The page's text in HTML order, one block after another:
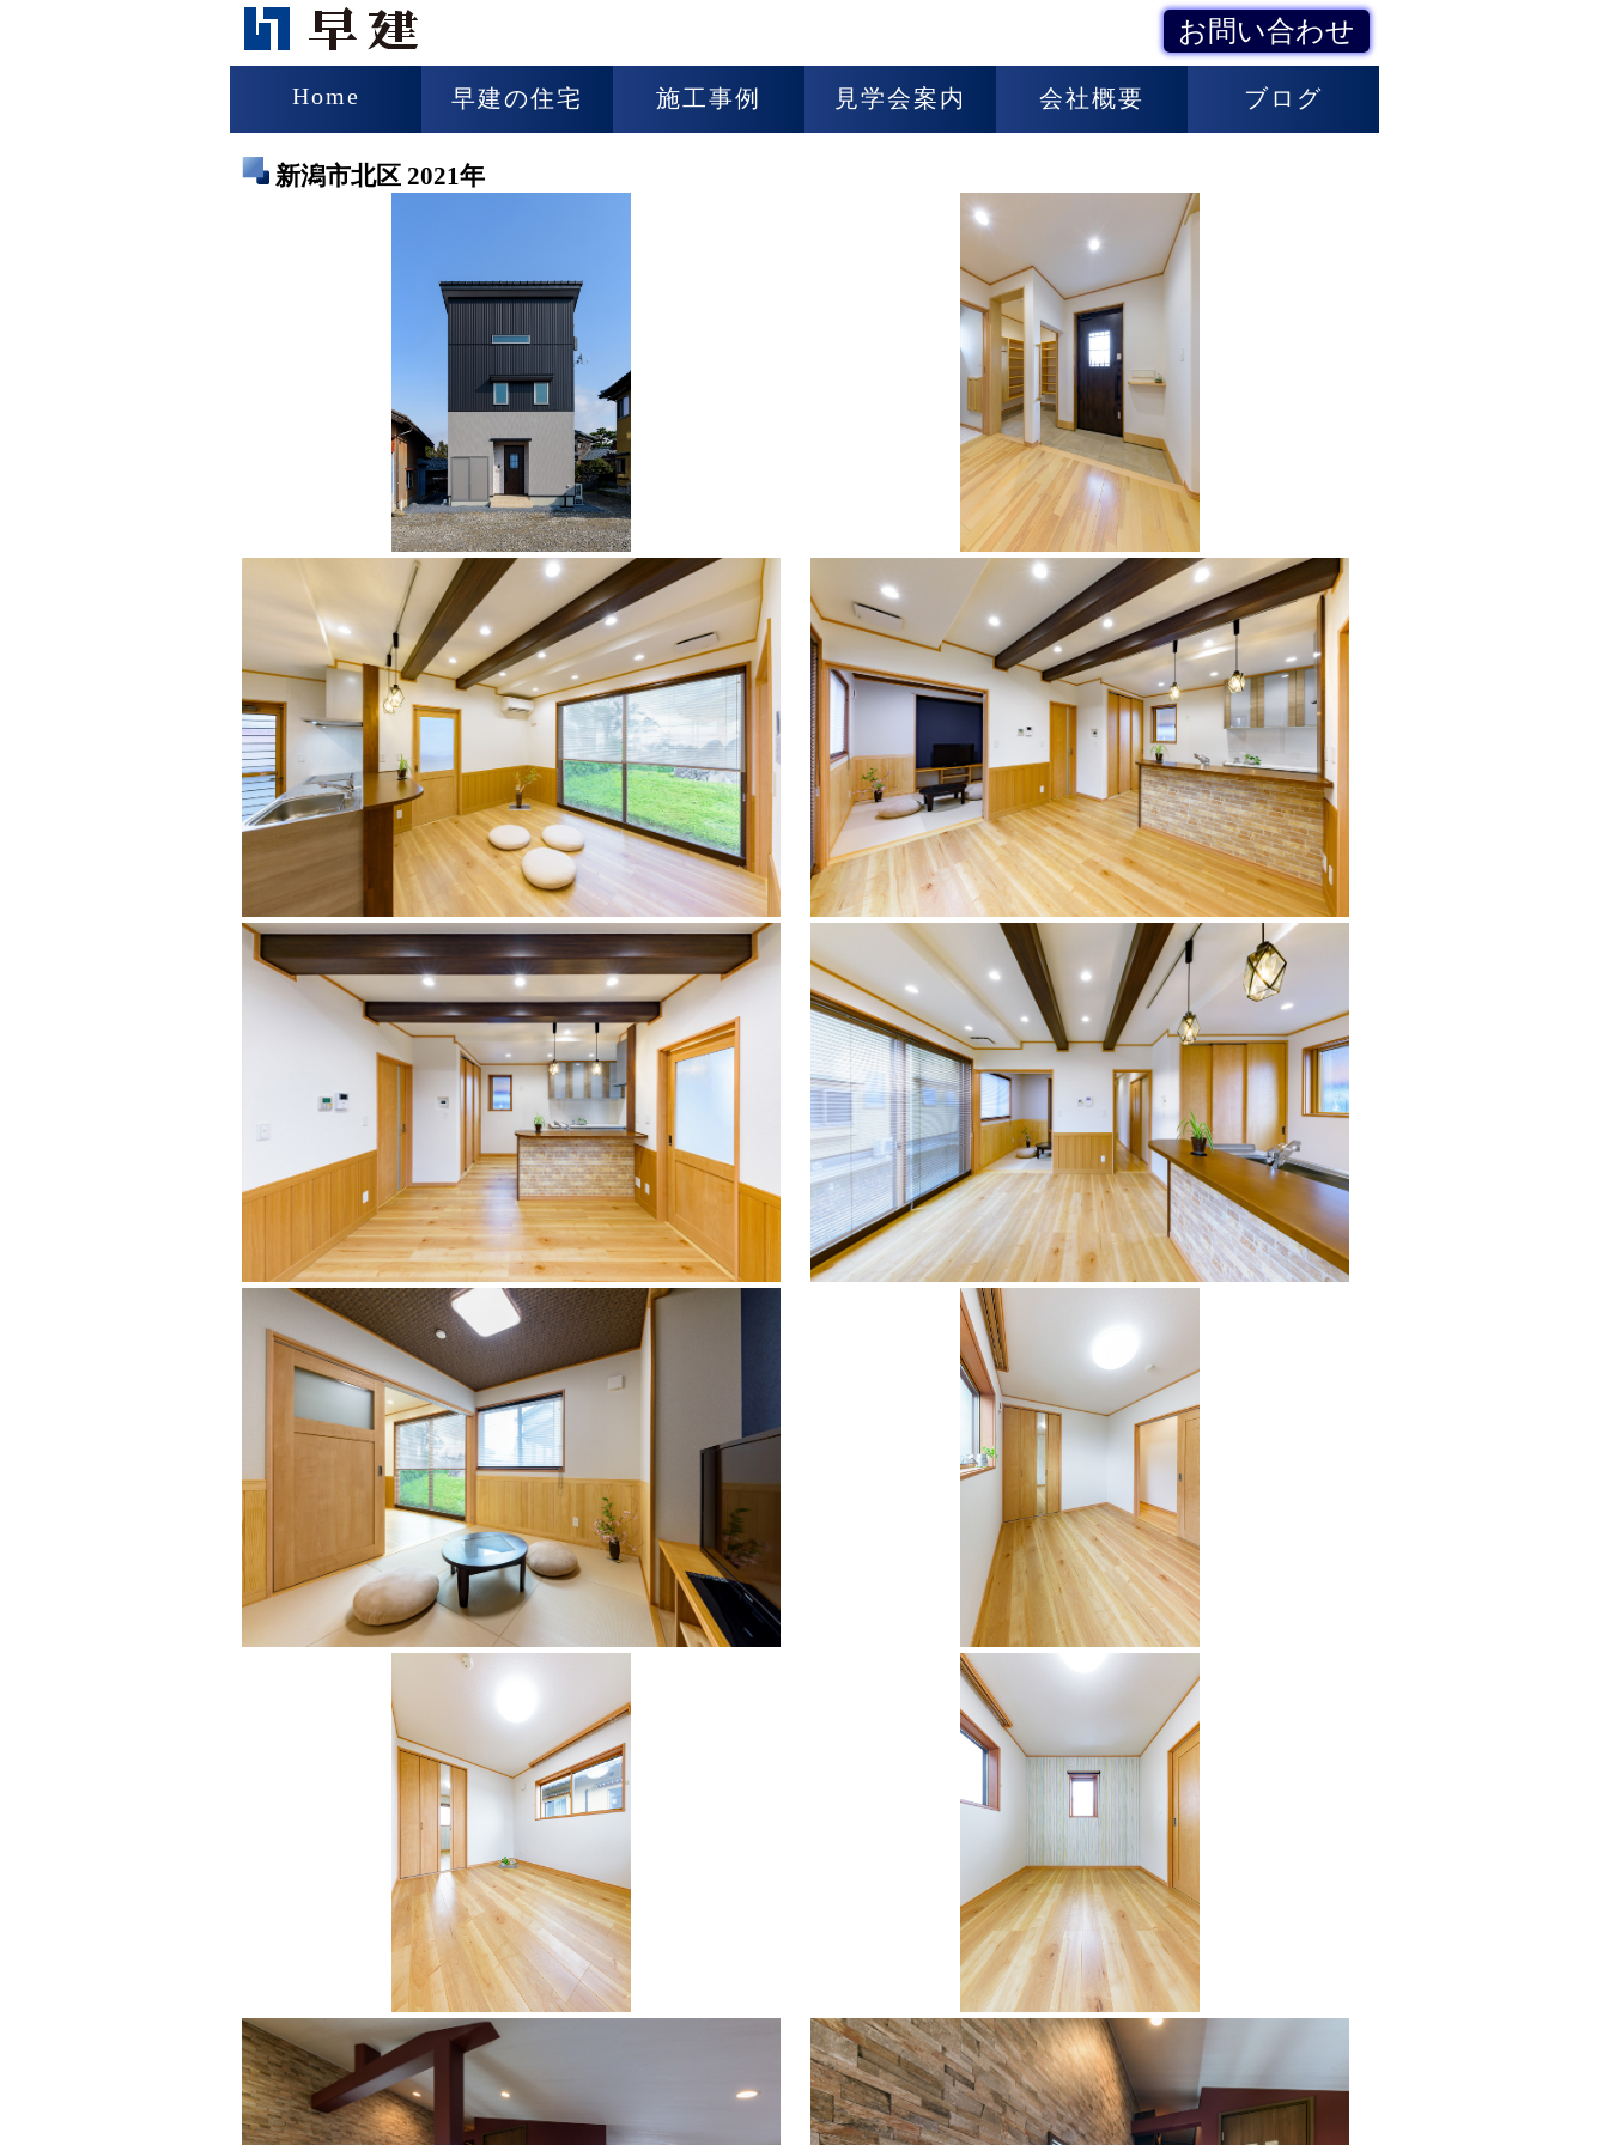
お問い合わせ
Home 早建の住宅 施工事例 見学会案内 会社概要 ブログ
新潟市北区 2021年